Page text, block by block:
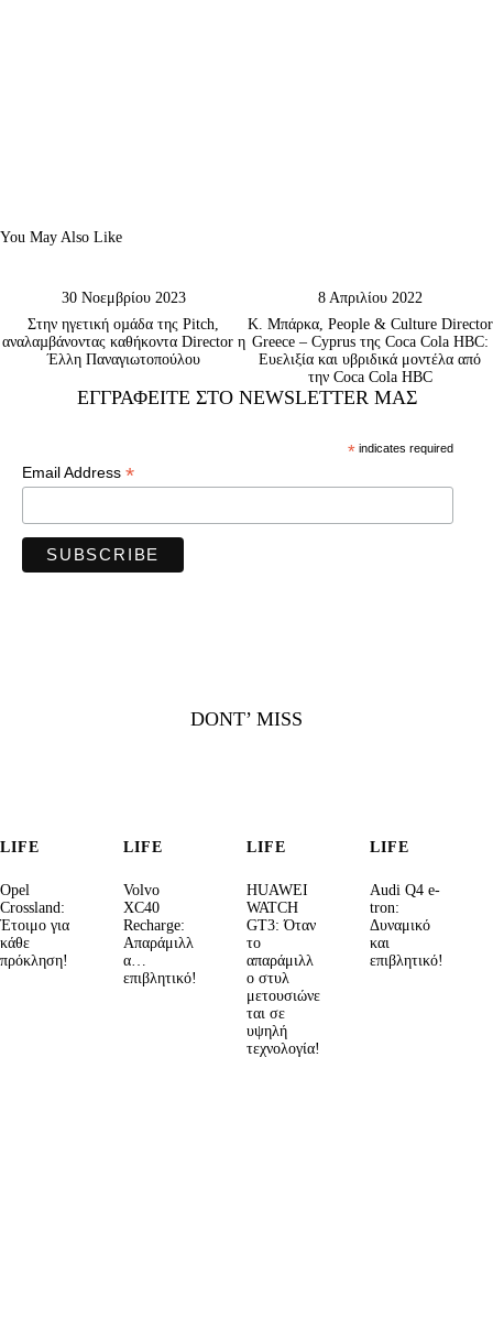
You May Also Like
30 Νοεμβρίου 2023
Στην ηγετική οµάδα της Pitch,
αναλαµβάνοντας καθήκοντα Director η
Έλλη Παναγιωτοπούλου
8 Απριλίου 2022
Κ. Μπάρκα, People & Culture Director
Greece – Cyprus της Coca Cola HBC:
Ευελιξία και υβριδικά μοντέλα από
την Coca Cola HBC
ΕΓΓΡΑΦΕΊΤΕ ΣΤΟ NEWSLETTER ΜΑΣ
*indicates required
Email Address *
DONT’ MISS
LIFE
Opel
Crossland:
Έτοιμο για
κάθε
πρόκληση!
LIFE
Volvo
XC40
Recharge:
Απαράμιλλ
α…
επιβλητικό!
LIFE
HUAWEI
WATCH
GT3: Όταν
το
απαράμιλλ
ο στυλ
μετουσιώνε
ται σε
υψηλή
τεχνολογία!
LIFE
Audi Q4 e-
tron:
Δυναμικό
και
επιβλητικό!